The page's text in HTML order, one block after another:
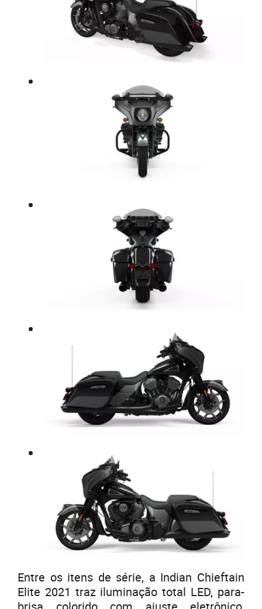
Entre os itens de série, a Indian Chieftain
Elite 2021 traz iluminação total LED, para-